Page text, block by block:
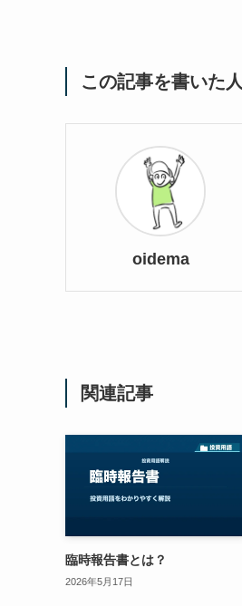
この記事を書いた人
oidema
関連記事
臨時報告書とは？
2026年5月17日